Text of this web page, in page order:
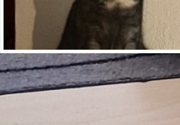
Katze Lucy in
entlaufen